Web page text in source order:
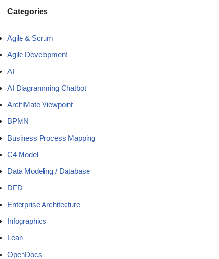
Categories
Agile & Scrum
Agile Development
AI
AI Diagramming Chatbot
ArchiMate Viewpoint
BPMN
Business Process Mapping
C4 Model
Data Modeling / Database
DFD
Enterprise Architecture
Infographics
Lean
OpenDocs